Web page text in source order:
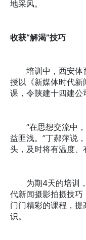
地采风。
收获“解渴”技巧
培训中，西安体
授以《新媒体时代
课，令陕建十四建公
“在思想交流中，
益匪浅。”丁郝萍说
头，及时将有温度、
为期4天的培训，
代新闻摄影拍摄技
门门精彩的课程，
识。